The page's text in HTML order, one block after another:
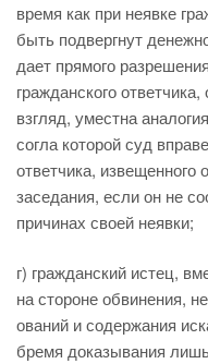
время как при неявке
быть подвергнут
дает прямого
гражданского
взгляд, уместна
согла которой суд
ответчика, извещенного
заседания, если он не
причинах своей неявки;
г) гражданский истец,
на стороне обвинения,
ований и содержания
бремя доказывания